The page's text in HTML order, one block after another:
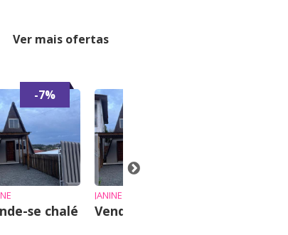
Ver mais ofertas
-7%
se chalé
JANINE
Vende-se chalé